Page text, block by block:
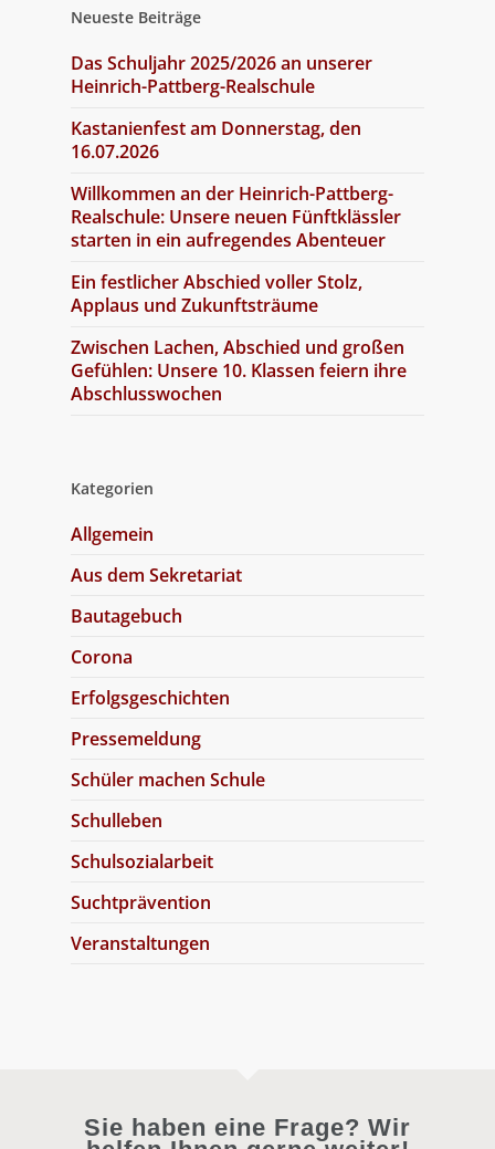
Neueste Beiträge
Das Schuljahr 2025/2026 an unserer
Heinrich-Pattberg-Realschule
Kastanienfest am Donnerstag, den
16.07.2026
Willkommen an der Heinrich-Pattberg-
Realschule: Unsere neuen Fünftklässler
starten in ein aufregendes Abenteuer
Ein festlicher Abschied voller Stolz,
Applaus und Zukunftsträume
Zwischen Lachen, Abschied und großen
Gefühlen: Unsere 10. Klassen feiern ihre
Abschlusswochen
Kategorien
Allgemein
Aus dem Sekretariat
Bautagebuch
Corona
Erfolgsgeschichten
Pressemeldung
Schüler machen Schule
Schulleben
Schulsozialarbeit
Suchtprävention
Veranstaltungen
Sie haben eine Frage? Wir